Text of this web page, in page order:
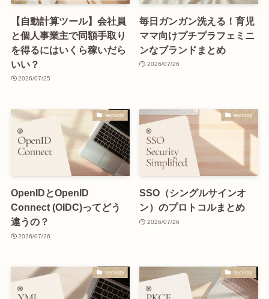
【自動計算ツール】会社員
と個人事業主で同額手取り
を得るにはいくら稼いだら
いい？
2026/07/25
毎日ガンガン洗える！育児
ママ向けプチプラフェミニ
ンなブランドまとめ
2026/07/26
security
OpenIDとOpenID
Connect (OIDC)ってどう
違うの？
2026/07/26
security
SSO（シングルサインオ
ン）のプロトコルまとめ
2026/07/26
security security